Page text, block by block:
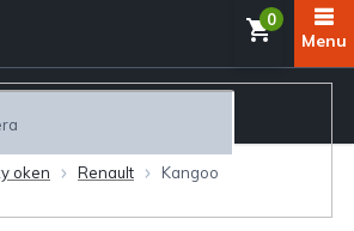
oken Renault Kangoo